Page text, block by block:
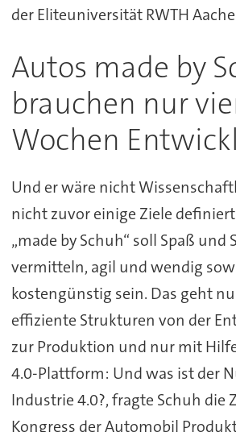
der Eliteuniversität RWTH
Autos made by
brauchen nur
Wochen
Und er wäre nicht
nicht zuvor einige Ziele
„made by Schuh“ soll Spaß und
vermitteln, agil und wendig
kostengünstig sein. Das geht
effiziente Strukturen von der
zur Produktion und nur mit
4.0-Plattform: Und was ist der
Industrie 4.0?, fragte Schuh die
Kongress der Automobil